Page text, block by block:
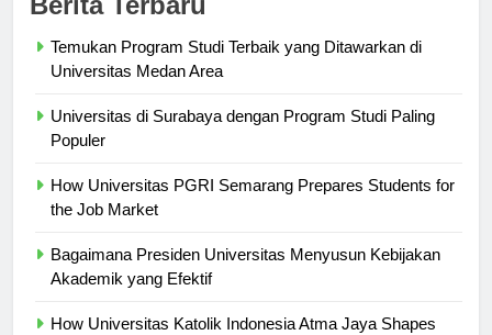
Berita Terbaru
Temukan Program Studi Terbaik yang Ditawarkan di
Universitas di Surabaya dengan Program Studi Paling
How Universitas PGRI Semarang Prepares Students for
Bagaimana Presiden Universitas Menyusun Kebijakan